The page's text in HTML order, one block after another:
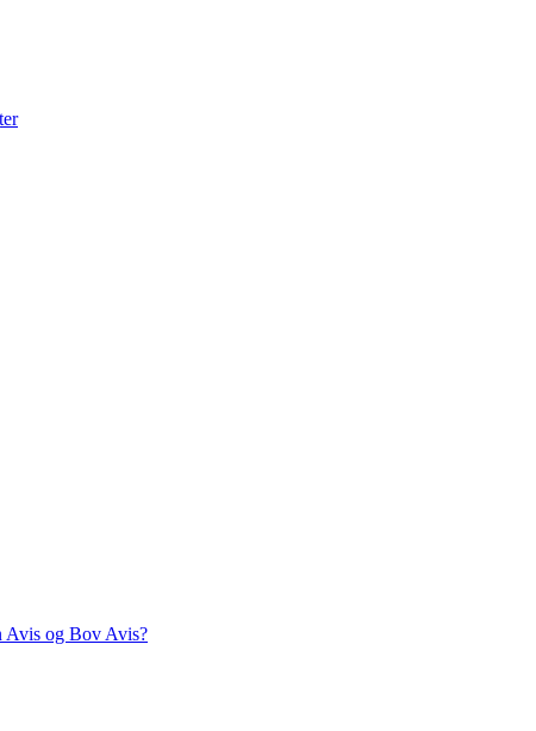
Avis og Bov Avis?